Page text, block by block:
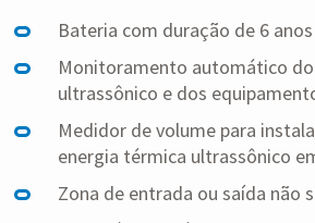
pode ser combinado à calculadora
multidata WR3.
Bateria com duração de 6 anos
Monitoramento automático
ultrassônico e dos
Medidor de volume para
energia térmica ultrassônico
Zona de entrada ou saída não